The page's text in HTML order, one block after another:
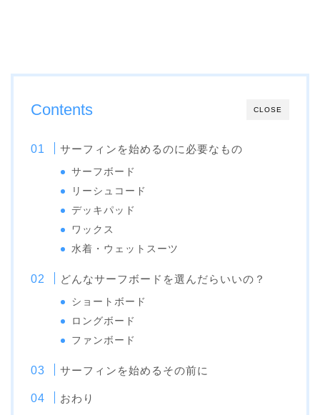
CLOSE
Contents
サーフィンを始めるのに必要なもの
サーフボード
リーシュコード
デッキパッド
ワックス
水着・ウェットスーツ
どんなサーフボードを選んだらいいの？
ショートボード
ロングボード
ファンボード
サーフィンを始めるその前に
おわり